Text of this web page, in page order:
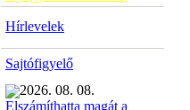
Hírlevelek
Sajtófigyelő
2026. 08. 08.
Elszámíthatta magát a